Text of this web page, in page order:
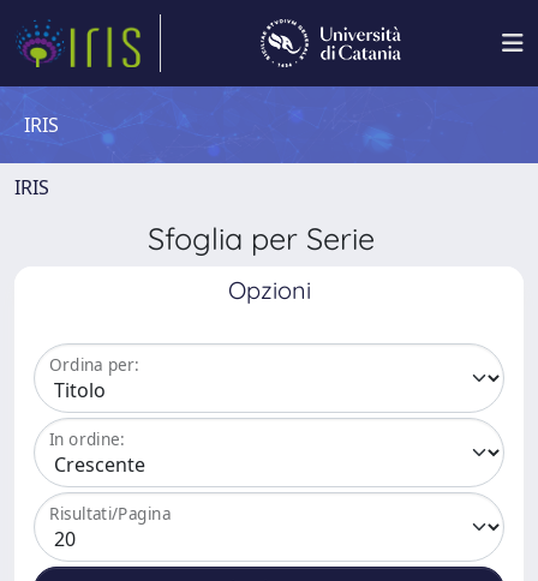
IRIS
IRIS
Sfoglia per Serie
Opzioni
Ordina per:
In ordine:
Risultati/Pagina